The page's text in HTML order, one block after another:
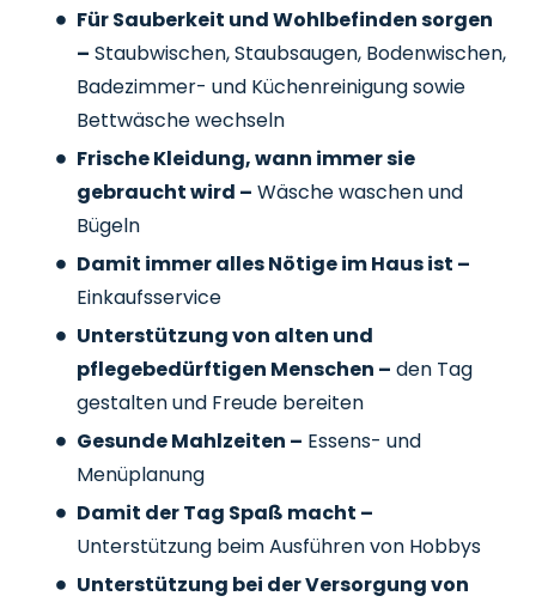
Für Sauberkeit und Wohlbefinden sorgen
– Staubwischen, Staubsaugen, Bodenwischen,
Badezimmer- und Küchenreinigung sowie
Bettwäsche wechseln
Frische Kleidung, wann immer sie
gebraucht wird – Wäsche waschen und
Bügeln
Damit immer alles Nötige im Haus ist –
Einkaufsservice
Unterstützung von alten und
pflegebedürftigen Menschen – den Tag
gestalten und Freude bereiten
Gesunde Mahlzeiten – Essens- und
Menüplanung
Damit der Tag Spaß macht –
Unterstützung beim Ausführen von Hobbys
Unterstützung bei der Versorgung von